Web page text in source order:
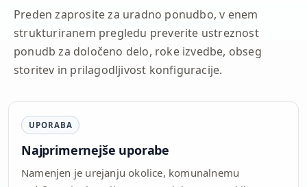
Preden zaprosite za uradno ponudbo, v enem
strukturiranem pregledu preverite ustreznost
ponudb za določeno delo, roke izvedbe, obseg
storitev in prilagodljivost konfiguracije.
UPORABA
Najprimernejše uporabe
Namenjen je urejanju okolice, komunalnemu